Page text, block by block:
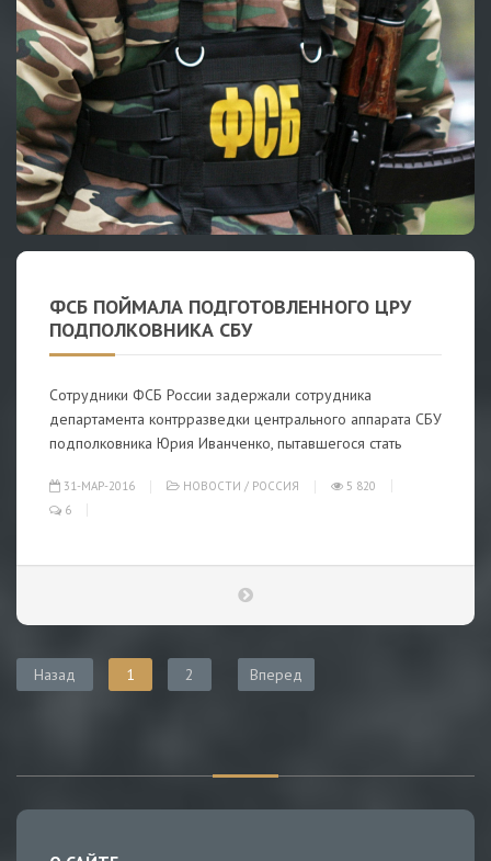
ФСБ ПОЙМАЛА ПОДГОТОВЛЕННОГО ЦРУ
ПОДПОЛКОВНИКА СБУ
Сотрудники ФСБ России задержали сотрудника
департамента контрразведки центрального аппарата СБУ
подполковника Юрия Иванченко, пытавшегося стать
31-МАР-2016 НОВОСТИ / РОССИЯ
5 820
6
Назад 1 2 Вперед